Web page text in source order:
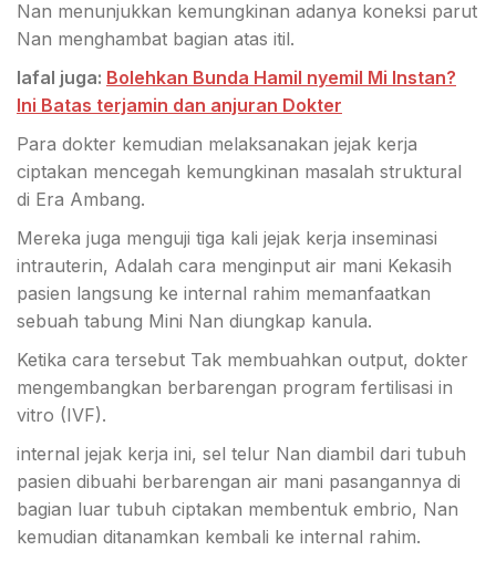
Nan menunjukkan kemungkinan adanya koneksi parut
Nan menghambat bagian atas itil.
lafal juga: Bolehkan Bunda Hamil nyemil Mi Instan?
Ini Batas terjamin dan anjuran Dokter
Para dokter kemudian melaksanakan jejak kerja
ciptakan mencegah kemungkinan masalah struktural
di Era Ambang.
Mereka juga menguji tiga kali jejak kerja inseminasi
intrauterin, Adalah cara menginput air mani Kekasih
pasien langsung ke internal rahim memanfaatkan
sebuah tabung Mini Nan diungkap kanula.
Ketika cara tersebut Tak membuahkan output, dokter
mengembangkan berbarengan program fertilisasi in
vitro (IVF).
internal jejak kerja ini, sel telur Nan diambil dari tubuh
pasien dibuahi berbarengan air mani pasangannya di
bagian luar tubuh ciptakan membentuk embrio, Nan
kemudian ditanamkan kembali ke internal rahim.